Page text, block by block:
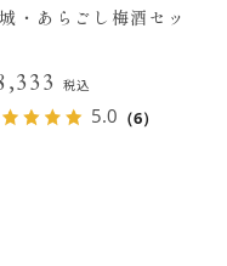
・あらごし梅酒セッ
税込
5.0 （6）